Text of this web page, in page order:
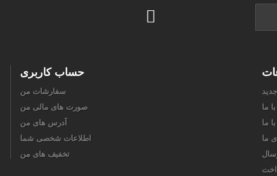
ما
ما
ما
حساب کاربری
سفارشات من
صورت های مالی من
آدرس های من
اطلاعات شخصی شما
تخفیف های من